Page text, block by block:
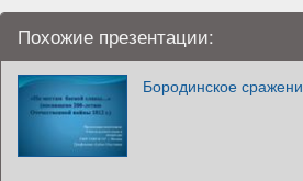
Похожие презентации:
Бородинское